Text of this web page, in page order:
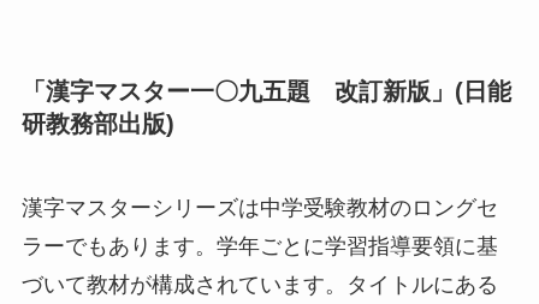
「漢字マスター一〇九五題 改訂新版」(日能
研教務部出版)
漢字マスターシリーズは中学受験教材のロングセ
ラーでもあります。学年ごとに学習指導要領に基
づいて教材が構成されています。タイトルにある